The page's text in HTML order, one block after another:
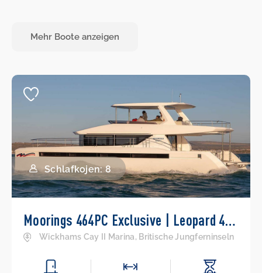
Mehr Boote anzeigen
Schlafkojen: 8
Moorings 464PC Exclusive | Leopard 46PC
Wickhams Cay II Marina, Britische Jungferninseln